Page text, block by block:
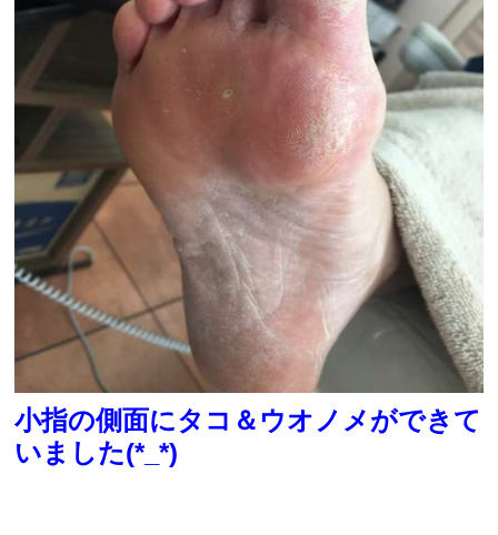
小指の側面にタコ＆ウオノメができて
いました(*_*)